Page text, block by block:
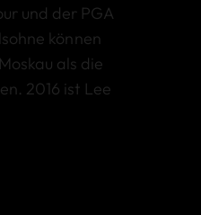
und der PGA
können
als die
2016 ist Lee